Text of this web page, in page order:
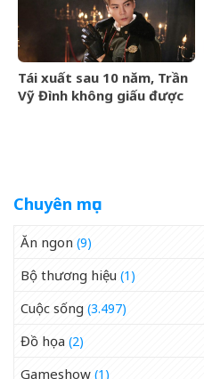
Tái xuất sau 10 năm, Trần
Vỹ Đình không giấu được
Chuyên mục
Ăn ngon (9)
Bộ thương hiệu (1)
Cuộc sống (3.497)
Đồ họa (2)
Gameshow (1)